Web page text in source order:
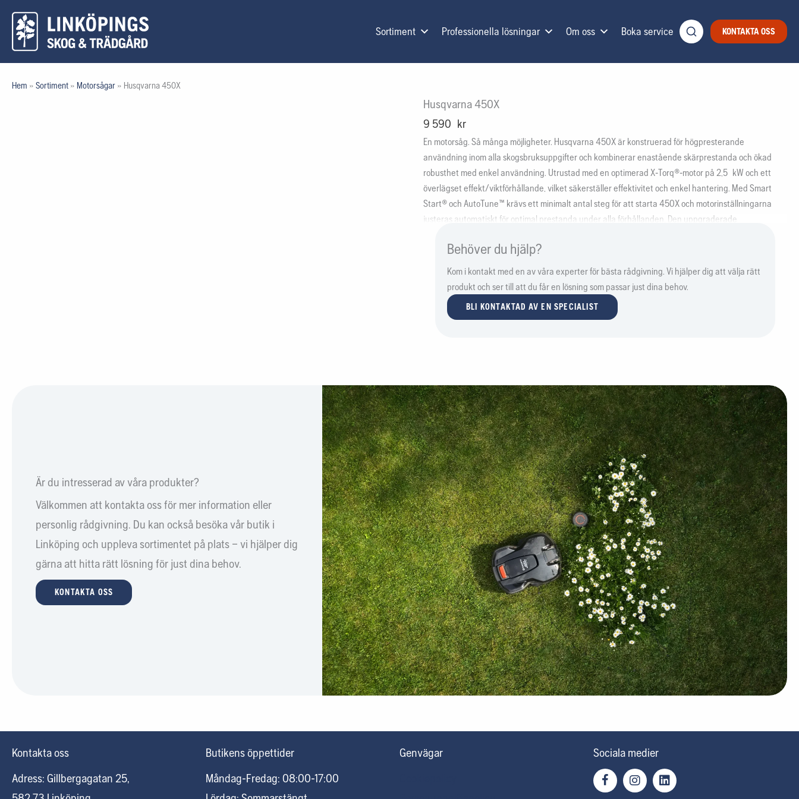
Hoppa
innehåll
Sortiment Professionella lösningar Om oss Boka service KONTAKTA OSS
Hem » Sortiment » Motorsågar » Husqvarna 450X
Husqvarna 450X
9 590 kr
En motorsåg. Så många möjligheter. Husqvarna 450X är konstruerad för högpresterande
användning inom alla skogsbruksuppgifter och kombinerar enastående skärprestanda och ökad
robusthet med enkel användning. Utrustad med en optimerad X-Torq®-motor på 2,5 kW och ett
överlägset effekt/viktförhållande, vilket säkerställer effektivitet och enkel hantering. Med Smart
Start® och AutoTune™ krävs ett minimalt antal steg för att starta 450X och motorinställningarna
justeras automatiskt för optimal prestanda under alla förhållanden. Den uppgraderade
svärdsmuttrar. Med uppkopplingsfunktionerna kommer du åt digital produktinformation och
användningsdata via Husqvarna Connect.
Behöver du hjälp?
Kom i kontakt med en av våra experter för bästa rådgivning. Vi hjälper dig att välja rätt
produkt och ser till att du får en lösning som passar just dina behov.
BLI KONTAKTAD AV EN SPECIALIST
Är du intresserad av våra produkter?
Välkommen att kontakta oss för mer information eller
personlig rådgivning. Du kan också besöka vår butik i
Linköping och uppleva sortimentet på plats – vi hjälper dig
gärna att hitta rätt lösning för just dina behov.
KONTAKTA OSS
Kontakta oss
Adress: Gillbergagatan 25,
Butikens öppettider
Måndag-Fredag: 08:00-17:00
Genvägar
Sociala medier